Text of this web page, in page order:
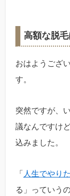
高額な脱
おはようござ
す。
突然ですが、
議なんですけ
込みました。
「 人生でやり
る」っていう